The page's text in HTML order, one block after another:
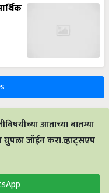
आताच्या बातम्या
जॉईन करा.व्हाट्सएप